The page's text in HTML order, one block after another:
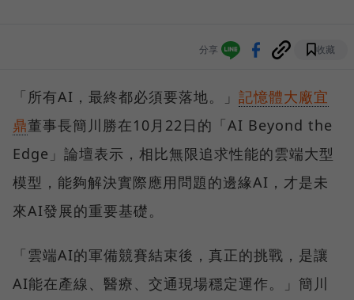
分享 收藏
「所有AI，最終都必須要落地。」 記憶體大廠宜
鼎董事長簡川勝在10月22日的「AI Beyond the
Edge」論壇表示，相比無限追求性能的雲端大型
模型，能夠解決實際應用問題的邊緣AI，才是未
來AI發展的重要基礎。
「雲端AI的軍備競賽結束後，真正的挑戰，是讓
AI能在產線、醫療、交通現場穩定運作。」簡川